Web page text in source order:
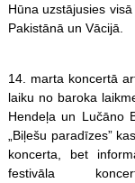
Hūna uzstājusies
Pakistānā un Vācijā.
14. marta koncertā
laiku no baroka
Hendeļa un Lučāno
„Biļešu paradīzes”
koncerta, bet
festivāla